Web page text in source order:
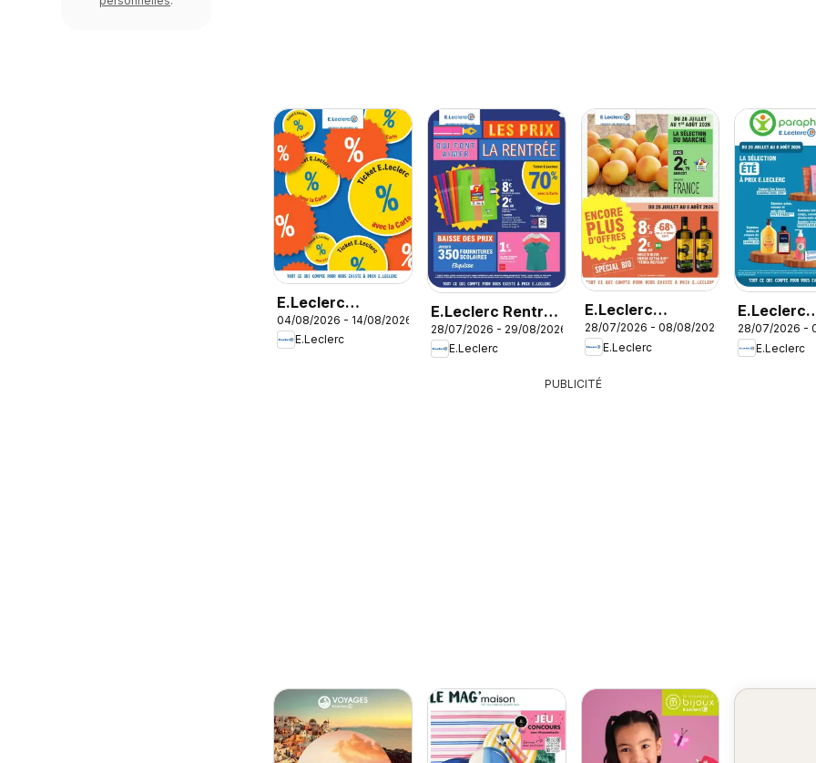
E.Leclerc
Emmenagement
etudiant
04/08/2026 - 14/08/2026
E.Leclerc
E.Leclerc Rentree
des classes
28/07/2026 - 29/08/2026
E.Leclerc
E.Leclerc
catalogue
28/07/2026 - 08/08/2026
E.Leclerc
E.Leclerc
28/07/2026 -
E.Leclerc
PUBLICITÉ